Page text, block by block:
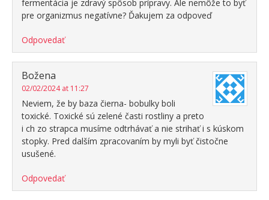
fermentácia je zdravý spôsob prípravy. Ale nemôže to byť
pre organizmus negatívne? Ďakujem za odpoveď
Odpovedať
Božena
02/02/2024 at 11:27
Neviem, že by baza čierna- bobulky boli
toxické. Toxické sú zelené časti rostliny a preto
i ch zo strapca musíme odtrhávať a nie strihať i s kúskom
stopky. Pred dalším zpracovaním by myli byť čistočne
usušené.
Odpovedať